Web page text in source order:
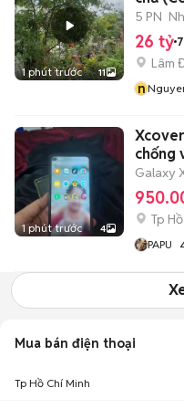
1 phút trước 11
5 PN
26 tỷ
Lâm
n
1 phút trước 4
chống
Galaxy
Tp
PAPU
Mua bán điện thoại
Tp Hồ Chí Minh